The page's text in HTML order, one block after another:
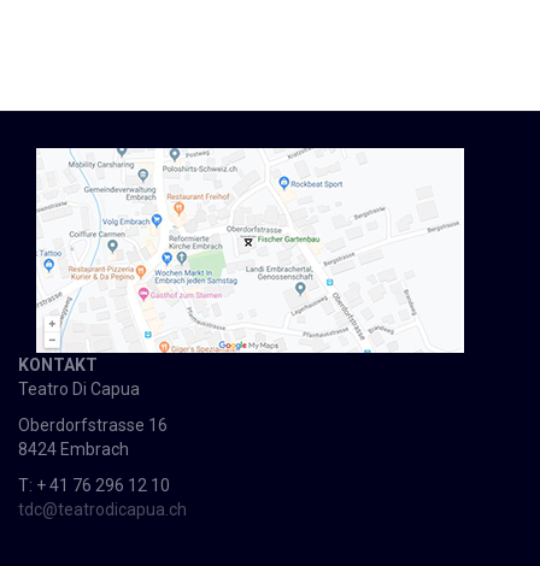
KONTAKT
Teatro Di Capua
Oberdorfstrasse 16
8424 Embrach
T: + 41 76 296 12 10
tdc@teatrodicapua.ch